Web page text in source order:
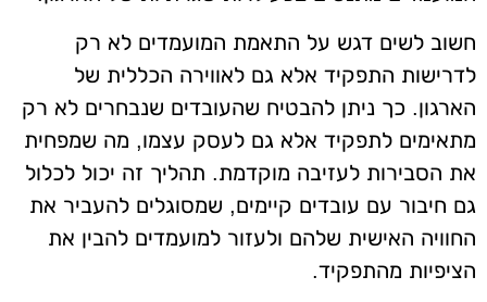
חשוב לשים דגש על התאמת המועמדים לא רק
לדרישות התפקיד אלא גם לאווירה הכללית של
הארגון. כך ניתן להבטיח שהעובדים שנבחרים לא רק
מתאימים לתפקיד אלא גם לעסק עצמו, מה שמפחית
את הסבירות לעזיבה מוקדמת. תהליך זה יכול לכלול
גם חיבור עם עובדים קיימים, שמסוגלים להעביר את
החוויה האישית שלהם ולעזור למועמדים להבין את
הציפיות מהתפקיד.